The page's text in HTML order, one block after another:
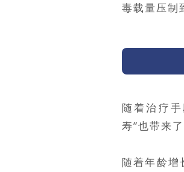
毒载量压制
随着治疗
寿”也带来
随着年龄增